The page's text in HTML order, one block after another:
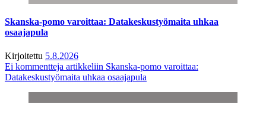
Skanska-pomo varoittaa: Datakeskustyömaita uhkaa
osaajapula
Kirjoitettu 5.8.2026
Ei kommentteja artikkeliin Skanska-pomo varoittaa:
Datakeskustyömaita uhkaa osaajapula